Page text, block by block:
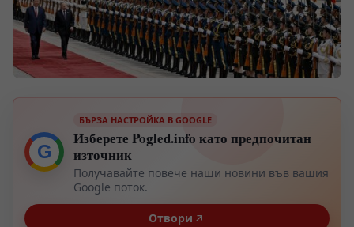
G
БЪРЗА НАСТРОЙКА В GOOGLE
Изберете Pogled.info като предпочитан
източник
Получавайте повече наши новини във вашия
Google поток.
Отвори